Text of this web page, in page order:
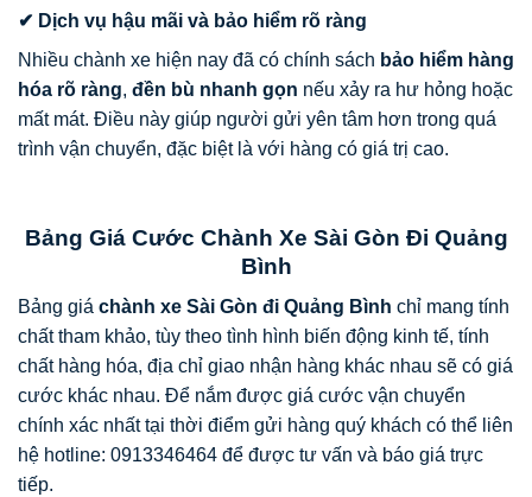
✔ Dịch vụ hậu mãi và bảo hiểm rõ ràng
Nhiều chành xe hiện nay đã có chính sách bảo hiểm hàng
hóa rõ ràng, đền bù nhanh gọn nếu xảy ra hư hỏng hoặc
mất mát. Điều này giúp người gửi yên tâm hơn trong quá
trình vận chuyển, đặc biệt là với hàng có giá trị cao.
Bảng Giá Cước Chành Xe Sài Gòn Đi Quảng
Bình
Bảng giá chành xe Sài Gòn đi Quảng Bình chỉ mang tính
chất tham khảo, tùy theo tình hình biến động kinh tế, tính
chất hàng hóa, địa chỉ giao nhận hàng khác nhau sẽ có giá
cước khác nhau. Để nắm được giá cước vận chuyển
chính xác nhất tại thời điểm gửi hàng quý khách có thể liên
hệ hotline: 0913346464 để được tư vấn và báo giá trực
tiếp.